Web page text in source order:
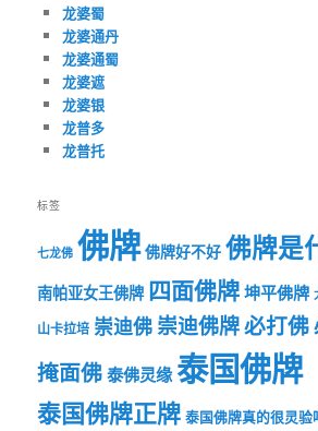
龙婆蜀
龙婆通丹
龙婆通蜀
龙婆遮
龙婆银
龙普多
龙普托
标签
七龙佛 佛牌 佛牌好不好 佛牌是
南帕亚女王佛牌 四面佛牌坤平佛牌
山卡拉培 崇迪佛崇迪佛牌必打佛
掩面佛泰佛灵缘泰国佛牌
泰国佛牌正牌 泰国佛牌真的很灵验